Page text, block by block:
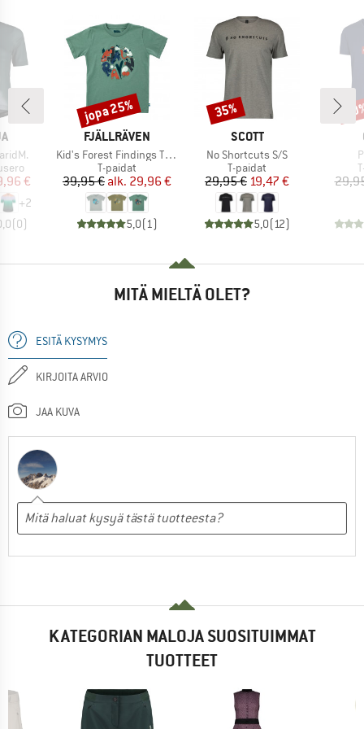
hinta
€
+2
(0)
MERKKI
FJÄLLRÄVEN
Tuote
Kid's Forest Findings T-Shirt
Tuoteryhmä
T-paidat
Hinta
39,95 € Alennettu hinta
alk. 29,96 €
5,0(1)
Alennus
jopa 25%
MERKKI
SCOTT
Tuote
No Shortcuts S/S
Tuoteryhmä
T-paidat
Hinta
29,95 €Alennettu hinta
19,47 €
5,0(12)
Alennus
35%
MITÄ MIELTÄ OLET?
ESITÄ KYSYMYS
KIRJOITA ARVIO
JAA KUVA
KATEGORIAN MALOJA SUOSITUIMMAT
TUOTTEET